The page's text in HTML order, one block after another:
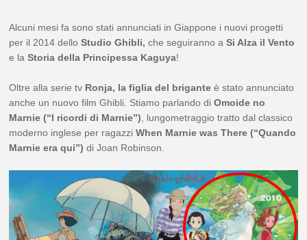
Alcuni mesi fa sono stati annunciati in Giappone i nuovi progetti
per il 2014 delloStudio Ghibli, che seguiranno aSi Alza il Vento
e laStoria della Principessa Kaguya!
Oltre alla serie tv Ronja, la figlia del brigante è stato annunciato
anche un nuovo film Ghibli. Stiamo parlando diOmoide no
Marnie (“I ricordi di Marnie”), lungometraggio tratto dal classico
moderno inglese per ragazziWhen Marnie was There (“Quando
Marnie era qui”) di Joan Robinson.